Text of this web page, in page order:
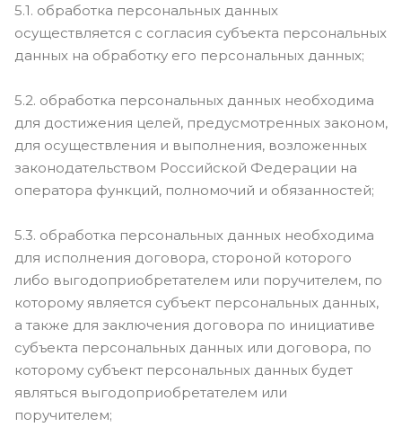
5.1. обработка персональных данных
осуществляется с согласия субъекта персональных
данных на обработку его персональных данных;
5.2. обработка персональных данных необходима
для достижения целей, предусмотренных законом,
для осуществления и выполнения, возложенных
законодательством Российской Федерации на
оператора функций, полномочий и обязанностей;
5.3. обработка персональных данных необходима
для исполнения договора, стороной которого
либо выгодоприобретателем или поручителем, по
которому является субъект персональных данных,
а также для заключения договора по инициативе
субъекта персональных данных или договора, по
которому субъект персональных данных будет
являться выгодоприобретателем или
поручителем;